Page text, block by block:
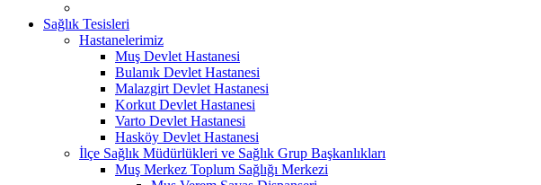
Sağlık Tesisleri
Hastanelerimiz
Muş Devlet Hastanesi
Bulanık Devlet Hastanesi
Malazgirt Devlet Hastanesi
Korkut Devlet Hastanesi
Varto Devlet Hastanesi
Hasköy Devlet Hastanesi
İlçe Sağlık Müdürlükleri ve Sağlık Grup Başkanlıkları
Muş Merkez Toplum Sağlığı Merkezi